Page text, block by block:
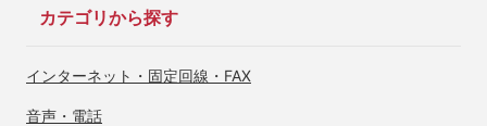
カテゴリから探す
インターネット・ 固定回線・FAX
音声・電話